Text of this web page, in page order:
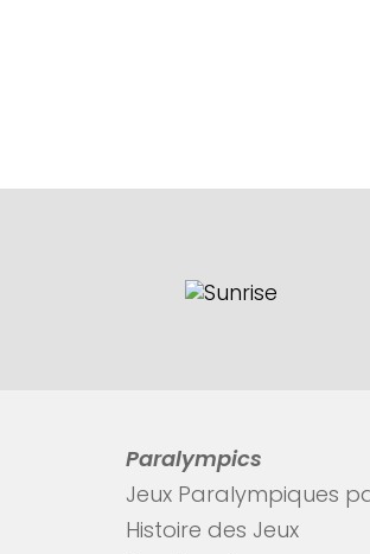
Paralympics
Jeux Paralympiques
Histoire des Jeux